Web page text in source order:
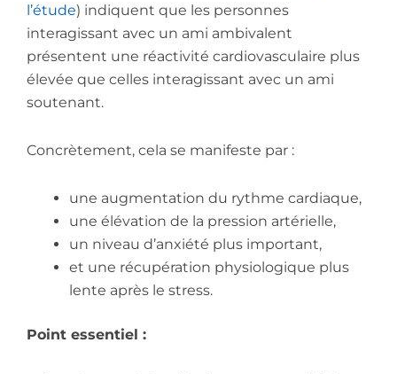
l’étude) indiquent que les personnes
interagissant avec un ami ambivalent
présentent une réactivité cardiovasculaire plus
élevée que celles interagissant avec un ami
soutenant.
Concrètement, cela se manifeste par :
une augmentation du rythme cardiaque,
une élévation de la pression artérielle,
un niveau d’anxiété plus important,
et une récupération physiologique plus
lente après le stress.
Point essentiel :